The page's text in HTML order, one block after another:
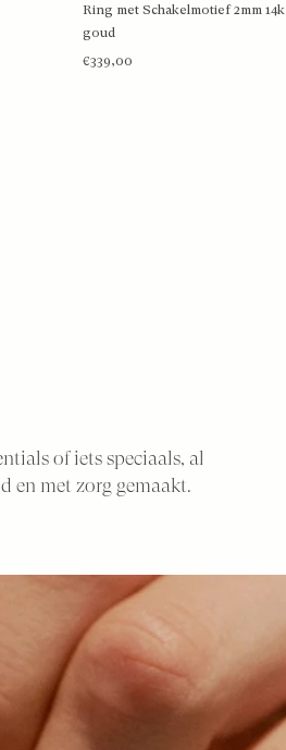
BEKIJK MEER
Ring met Schakelmotief 2mm 14k
goud
€339,00
of iets speciaals, al
en met zorg gemaakt.